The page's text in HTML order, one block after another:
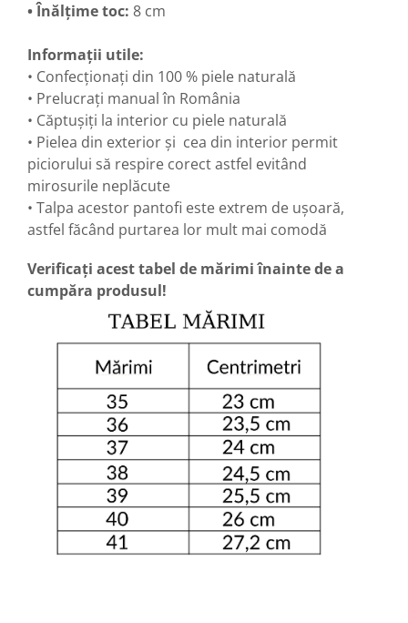
• Înălțime toc: 8 cm
Informații utile:
• Confecționați din 100 % piele naturală
• Prelucrați manual în România
• Căptușiți la interior cu piele naturală
• Pielea din exterior și cea din interior permit
piciorului să respire corect astfel evitând
mirosurile neplăcute
• Talpa acestor pantofi este extrem de ușoară,
astfel făcând purtarea lor mult mai comodă
Verificați acest tabel de mărimi înainte de a
cumpăra produsul!